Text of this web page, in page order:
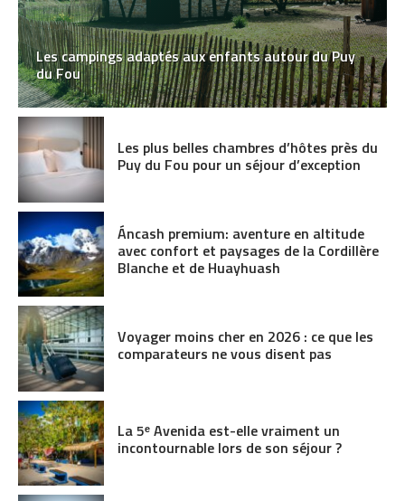
Les campings adaptés aux enfants autour du Puy
du Fou
Les plus belles chambres d’hôtes près du
Puy du Fou pour un séjour d’exception
Áncash premium: aventure en altitude
avec confort et paysages de la Cordillère
Blanche et de Huayhuash
Voyager moins cher en 2026 : ce que les
comparateurs ne vous disent pas
La 5ᵉ Avenida est-elle vraiment un
incontournable lors de son séjour ?